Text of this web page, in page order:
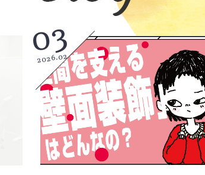
03
2026.02